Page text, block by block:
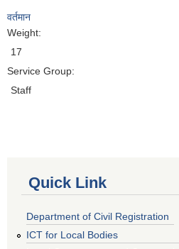
वर्तमान
Weight:
17
Service Group:
Staff
Quick Link
Department of Civil Registration
ICT for Local Bodies